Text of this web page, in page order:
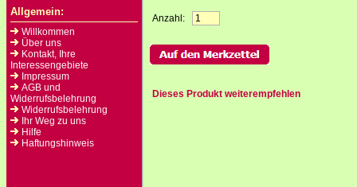
Allgemein:
Willkommen
Über uns
Kontakt, Ihre
Interessengebiete
Impressum
AGB und
Widerrufsbelehrung
Widerrufsbelehrung
Ihr Weg zu uns
Hilfe
Haftungshinweis
Anzahl:
Dieses Produkt weiterempfehlen